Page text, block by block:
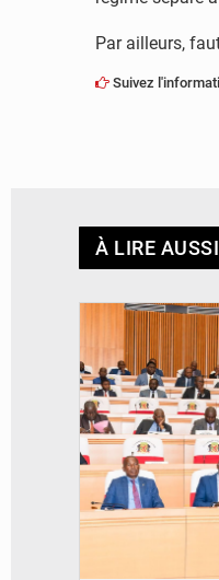
Par ailleurs,
Suivez
À LIRE AUSSI